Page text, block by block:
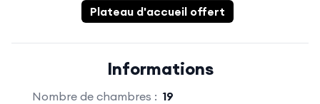
Plateau d'accueil offert
Informations
Nombre de chambres : 19